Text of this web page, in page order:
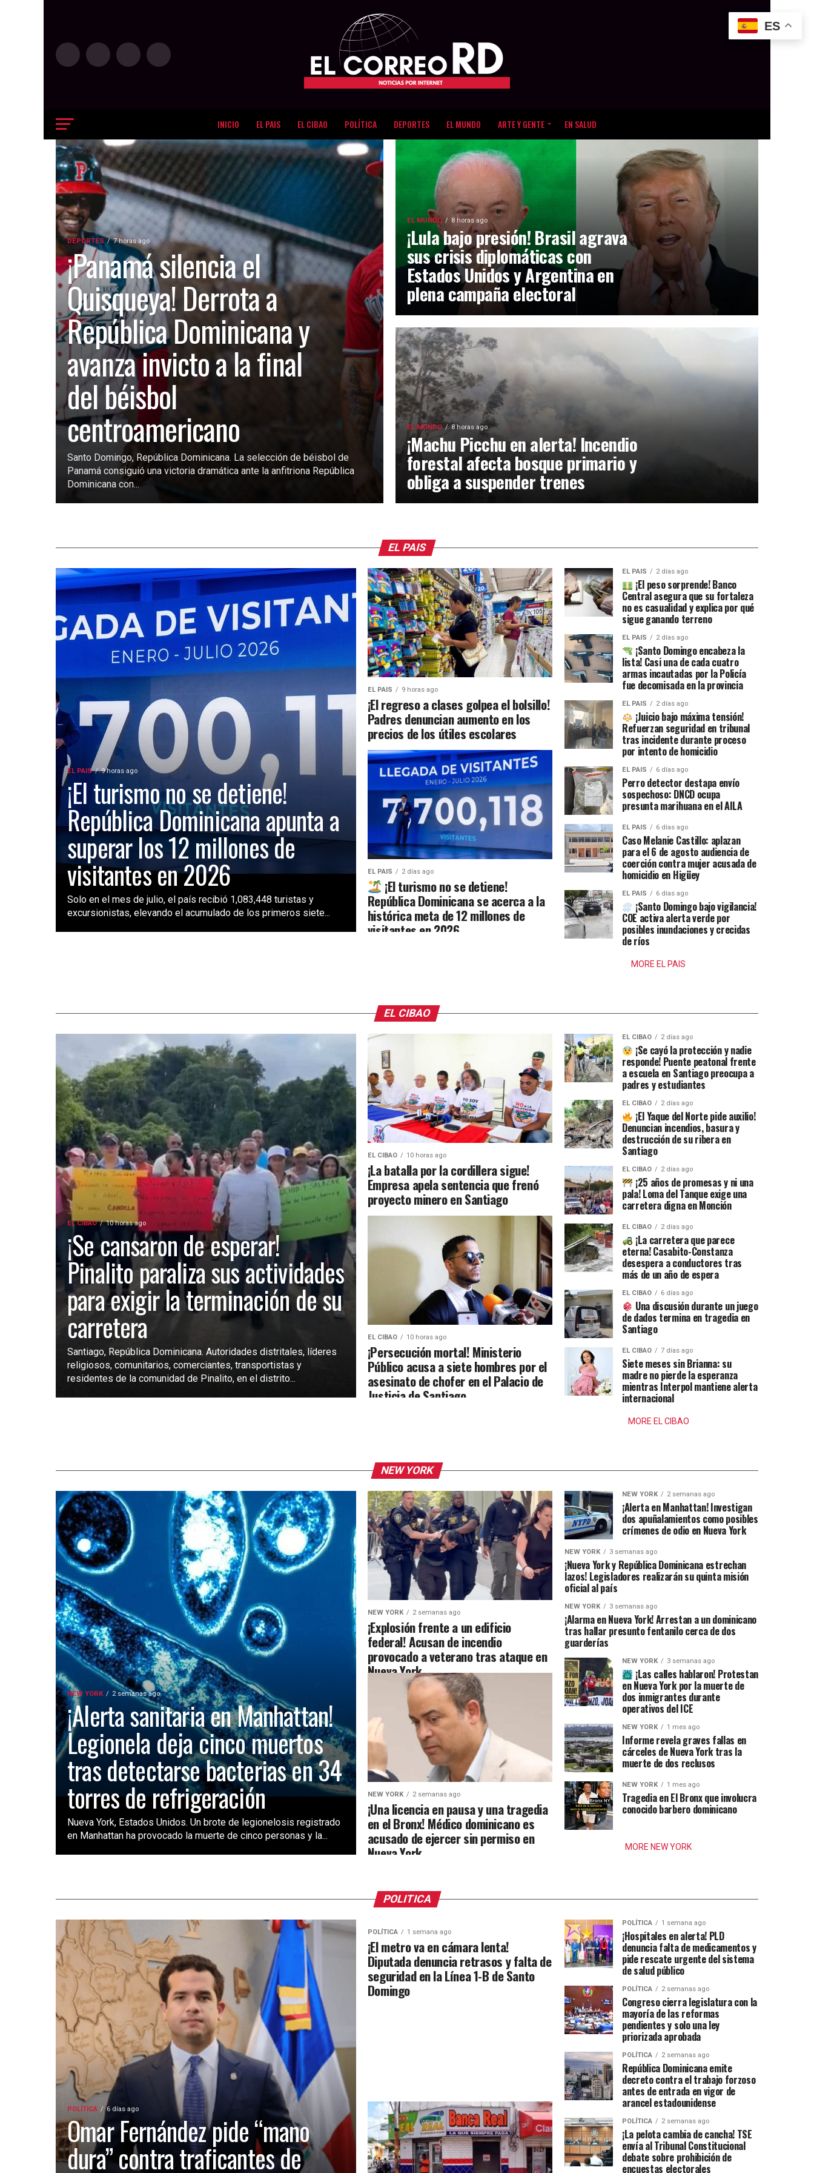
INICIO EL PAIS EL CIBAO POLÍTICA DEPORTES EL MUNDO ARTE Y GENTE EN SALUD
DEPORTES 7 horas ago
¡Panamá silencia el
Quisqueya! Derrota a
República Dominicana y
avanza invicto a la final
del béisbol
centroamericano
Santo Domingo, República Dominicana. La selección de béisbol de
Panamá consiguió una victoria dramática ante la anfitriona República
Dominicana con...
EL MUNDO 8 horas ago
¡Lula bajo presión! Brasil agrava
sus crisis diplomáticas con
Estados Unidos y Argentina en
plena campaña electoral
EL MUNDO 8 horas ago
¡Machu Picchu en alerta! Incendio
forestal afecta bosque primario y
obliga a suspender trenes
EL PAIS
EL PAIS 9 horas ago
¡El turismo no se detiene!
República Dominicana apunta a
superar los 12 millones de
visitantes en 2026
Solo en el mes de julio, el país recibió 1,083,448 turistas y
excursionistas, elevando el acumulado de los primeros siete...
EL PAIS 9 horas ago
¡El regreso a clases golpea el bolsillo!
Padres denuncian aumento en los
precios de los útiles escolares
EL PAIS 2 días ago
¡El turismo no se detiene!
República Dominicana se acerca a la
histórica meta de 12 millones de
visitantes en 2026
EL PAIS 2 días ago
¡El peso sorprende! Banco
Central asegura que su fortaleza
no es casualidad y explica por qué
sigue ganando terreno
EL PAIS 2 días ago
¡Santo Domingo encabeza la
lista! Casi una de cada cuatro
armas incautadas por la Policía
fue decomisada en la provincia
EL PAIS 2 días ago
¡Juicio bajo máxima tensión!
Refuerzan seguridad en tribunal
tras incidente durante proceso
por intento de homicidio
EL PAIS 6 días ago
Perro detector destapa envío
sospechoso: DNCD ocupa
presunta marihuana en el AILA
EL PAIS 6 días ago
Caso Melanie Castillo: aplazan
para el 6 de agosto audiencia de
coerción contra mujer acusada de
homicidio en Higüey
EL PAIS 6 días ago
¡Santo Domingo bajo vigilancia!
COE activa alerta verde por
posibles inundaciones y crecidas
de ríos
MORE EL PAIS
EL CIBAO
EL CIBAO 10 horas ago
¡Se cansaron de esperar!
Pinalito paraliza sus actividades
para exigir la terminación de su
carretera
Santiago, República Dominicana. Autoridades distritales, líderes
religiosos, comunitarios, comerciantes, transportistas y
residentes de la comunidad de Pinalito, en el distrito...
EL CIBAO 10 horas ago
¡La batalla por la cordillera sigue!
Empresa apela sentencia que frenó
proyecto minero en Santiago
EL CIBAO 10 horas ago
¡Persecución mortal! Ministerio
Público acusa a siete hombres por el
asesinato de chofer en el Palacio de
Justicia de Santiago
EL CIBAO 2 días ago
¡Se cayó la protección y nadie
responde! Puente peatonal frente
a escuela en Santiago preocupa a
padres y estudiantes
EL CIBAO 2 días ago
¡El Yaque del Norte pide auxilio!
Denuncian incendios, basura y
destrucción de su ribera en
Santiago
EL CIBAO 2 días ago
¡25 años de promesas y ni una
pala! Loma del Tanque exige una
carretera digna en Monción
EL CIBAO 2 días ago
¡La carretera que parece
eterna! Casabito-Constanza
desespera a conductores tras
más de un año de espera
EL CIBAO 6 días ago
Una discusión durante un juego
de dados termina en tragedia en
Santiago
EL CIBAO 7 días ago
Siete meses sin Brianna: su
madre no pierde la esperanza
mientras Interpol mantiene alerta
internacional
MORE EL CIBAO
NEW YORK
NEW YORK 2 semanas ago
¡Alerta sanitaria en Manhattan!
Legionela deja cinco muertos
tras detectarse bacterias en 34
torres de refrigeración
Nueva York, Estados Unidos. Un brote de legionelosis registrado
en Manhattan ha provocado la muerte de cinco personas y la...
NEW YORK 2 semanas ago
¡Explosión frente a un edificio
federal! Acusan de incendio
provocado a veterano tras ataque en
Nueva York
NEW YORK 2 semanas ago
¡Una licencia en pausa y una tragedia
en el Bronx! Médico dominicano es
acusado de ejercer sin permiso en
Nueva York
NEW YORK 2 semanas ago
¡Alerta en Manhattan! Investigan
dos apuñalamientos como posibles
crímenes de odio en Nueva York
NEW YORK 3 semanas ago
¡Nueva York y República Dominicana estrechan
lazos! Legisladores realizarán su quinta misión
oficial al país
NEW YORK 3 semanas ago
¡Alarma en Nueva York! Arrestan a un dominicano
tras hallar presunto fentanilo cerca de dos
guarderías
NEW YORK 3 semanas ago
¡Las calles hablaron! Protestan
en Nueva York por la muerte de
dos inmigrantes durante
operativos del ICE
NEW YORK 1 mes ago
Informe revela graves fallas en
cárceles de Nueva York tras la
muerte de dos reclusos
NEW YORK 1 mes ago
Tragedia en El Bronx que involucra
conocido barbero dominicano
MORE NEW YORK
POLITICA
POLÍTICA 6 días ago
Omar Fernández pide “mano
dura” contra traficantes de
POLÍTICA 1 semana ago
¡El metro va en cámara lenta!
Diputada denuncia retrasos y falta de
seguridad en la Línea 1-B de Santo
Domingo
POLÍTICA 1 semana ago
¡Hospitales en alerta! PLD
denuncia falta de medicamentos y
pide rescate urgente del sistema
de salud público
POLÍTICA 2 semanas ago
Congreso cierra legislatura con la
mayoría de las reformas
pendientes y solo una ley
priorizada aprobada
POLÍTICA 2 semanas ago
República Dominicana emite
decreto contra el trabajo forzoso
antes de entrada en vigor de
arancel estadounidense
POLÍTICA 2 semanas ago
¡La pelota cambia de cancha! TSE
envía al Tribunal Constitucional
debate sobre prohibición de
encuestas electorales
ES